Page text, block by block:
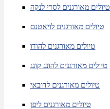
טיולים מאורגנים לסרי לנקה
טיולים מאורגנים לויאטנם
טיולים מאורגנים להודו
טיולים מאורגנים להונג קונג
טיולים מאורגנים לדובאי
טיולים מאורגנים ליפן